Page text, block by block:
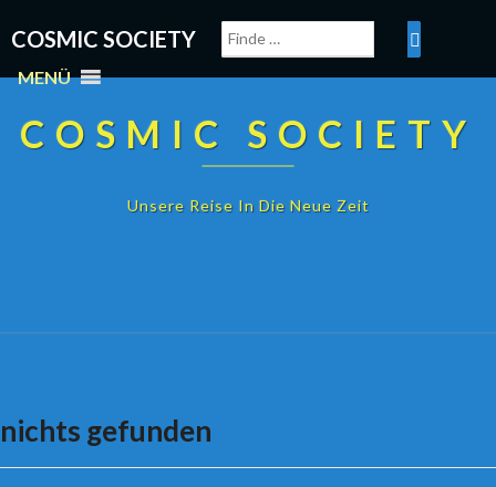
COSMIC SOCIETY
MENÜ
COSMIC SOCIETY
Unsere Reise In Die Neue Zeit
nichts gefunden